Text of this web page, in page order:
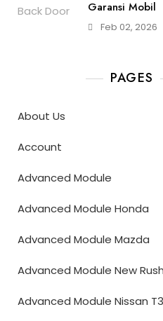
Garansi Mobil
Feb 02, 2026
PAGES
About Us
Account
Advanced Module
Advanced Module Honda
Advanced Module Mazda
Advanced Module New
Advanced Module Nissan